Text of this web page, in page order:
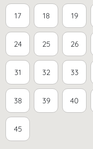
17 18 19
24 25 26
31 32 33
38 39 40
45